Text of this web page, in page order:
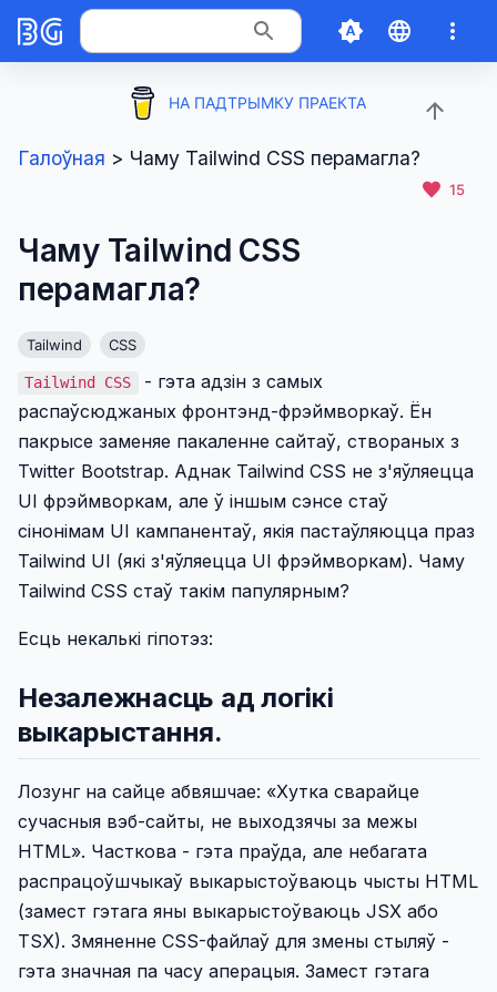
НА ПАДТРЫМКУ ПРАЕКТА
Галоўная > Чаму Tailwind CSS перамагла?
15
Чаму Tailwind CSS
перамагла?
Tailwind CSS
Tailwind CSS
- гэта адзін з самых
распаўсюджаных фронтэнд-фрэймворкаў. Ён
пакрысе заменяе пакаленне сайтаў, створаных з
Twitter Bootstrap. Аднак Tailwind CSS не з'яўляецца
UI фрэймворкам, але ў іншым сэнсе стаў
сінонімам UI кампанентаў, якія пастаўляюцца праз
Tailwind UI (які з'яўляецца UI фрэймворкам). Чаму
Tailwind CSS стаў такім папулярным?
Есць некалькі гіпотэз:
Незалежнасць ад логікі
выкарыстання.
Лозунг на сайце абвяшчае: «Хутка сварайце
сучасныя вэб-сайты, не выходзячы за межы
HTML». Часткова - гэта праўда, але небагата
распрацоўшчыкаў выкарыстоўваюць чысты HTML
(замест гэтага яны выкарыстоўваюць JSX або
TSX). Змяненне CSS-файлаў для змены стыляў -
гэта значная па часу аперацыя. Замест гэтага